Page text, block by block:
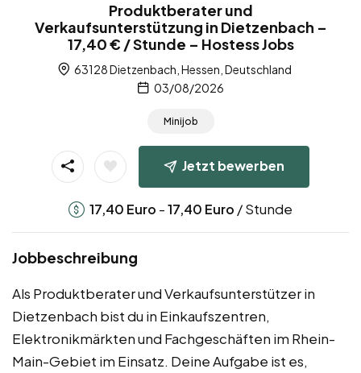
Produktberater und
Verkaufsunterstützung in Dietzenbach –
17,40 € / Stunde – Hostess Jobs
63128 Dietzenbach, Hessen, Deutschland
03/08/2026
Minijob
Jetzt bewerben
17,40 Euro -17,40 Euro / Stunde
Jobbeschreibung
Als Produktberater und Verkaufsunterstützer in
Dietzenbach bist du in Einkaufszentren,
Elektronikmärkten und Fachgeschäften im Rhein-
Main-Gebiet im Einsatz. Deine Aufgabe ist es,